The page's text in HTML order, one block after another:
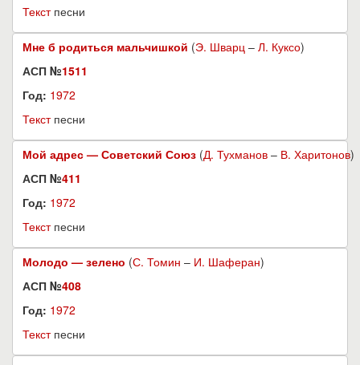
Текстпесни
Мне б родиться мальчишкой (Э. Шварц – Л. Куксо)
АСП №1511
Год: 1972
Текстпесни
Мой адрес — Советский Союз (Д. Тухманов – В. Харитонов)
АСП №411
Год: 1972
Текстпесни
Молодо — зелено (С. Томин – И. Шаферан)
АСП №408
Год: 1972
Текстпесни